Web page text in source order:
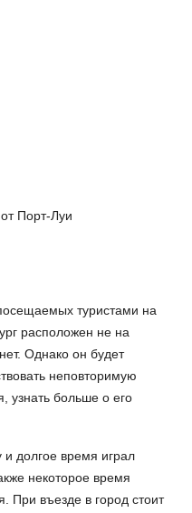
Порт-Луи
туристами на
расположен не на
Однако он будет
неповторимую
узнать больше о его
долгое время играл
некоторое время
При въезде в город стоит